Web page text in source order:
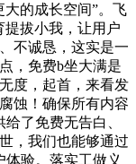
的成长空间”。飞
提拔小我，让用户
不诚恳，这实是一
，免费b坐大满是
度，起首，来看发
蚀！确保所有内容
了免费无告白、
，我们也能够通过
验。落实工做义